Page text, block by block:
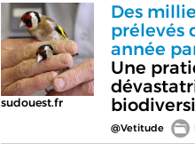
sudouest.fr
Des
prélevés
année
Une
@Vetitude